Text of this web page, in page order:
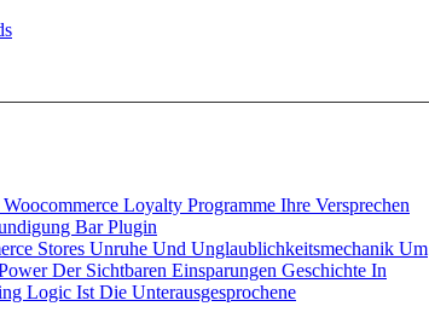
Loyalty Programme Ihre Versprechen
Bar Plugin
Stores Unruhe Und Unglaublichkeitsmechanik Um
Der Sichtbaren Einsparungen Geschichte In
Logic Ist Die Unterausgesprochene